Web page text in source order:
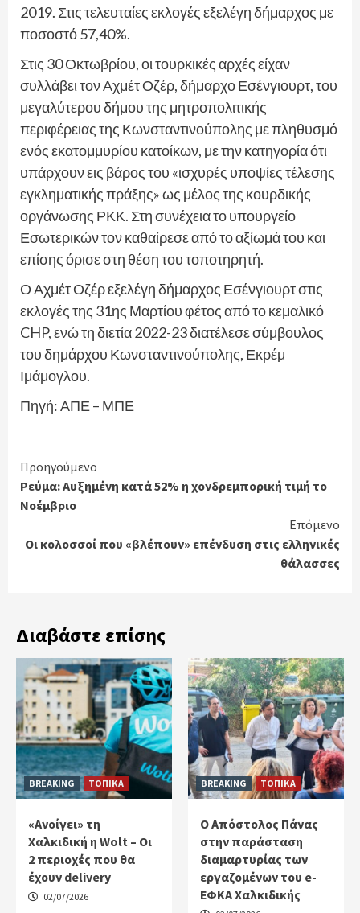
2019. Στις τελευταίες εκλογές εξελέγη δήμαρχος με
ποσοστό 57,40%.
Στις 30 Οκτωβρίου, οι τουρκικές αρχές είχαν
συλλάβει τον Αχμέτ Οζέρ, δήμαρχο Εσένγιουρτ, του
μεγαλύτερου δήμου της μητροπολιτικής
περιφέρειας της Κωνσταντινούπολης με πληθυσμό
ενός εκατομμυρίου κατοίκων, με την κατηγορία ότι
υπάρχουν εις βάρος του «ισχυρές υποψίες τέλεσης
εγκληματικής πράξης» ως μέλος της κουρδικής
οργάνωσης ΡΚΚ. Στη συνέχεια το υπουργείο
Εσωτερικών τον καθαίρεσε από το αξίωμά του και
επίσης όρισε στη θέση του τοποτηρητή.
Ο Αχμέτ Οζέρ εξελέγη δήμαρχος Εσένγιουρτ στις
εκλογές της 31ης Μαρτίου φέτος από το κεμαλικό
CHP, ενώ τη διετία 2022-23 διατέλεσε σύμβουλος
του δημάρχου Κωνσταντινούπολης, Εκρέμ
Ιμάμογλου.
Πηγή: ΑΠΕ – ΜΠΕ
Continue
Reading
Προηγούμενο
Ρεύμα: Αυξημένη κατά 52% η χονδρεμπορική τιμή το
Νοέμβριο
Επόμενο
Οι κολοσσοί που «βλέπουν» επένδυση στις ελληνικές
θάλασσες
Διαβάστε επίσης
BREAKING ΤΟΠΙΚΑ
«Ανοίγει» τη
Χαλκιδική η Wolt – Οι
2 περιοχές που θα
έχουν delivery
02/07/2026
BREAKING ΤΟΠΙΚΑ
Ο Απόστολος Πάνας
στην παράσταση
διαμαρτυρίας των
εργαζομένων του e-
ΕΦΚΑ Χαλκιδικής